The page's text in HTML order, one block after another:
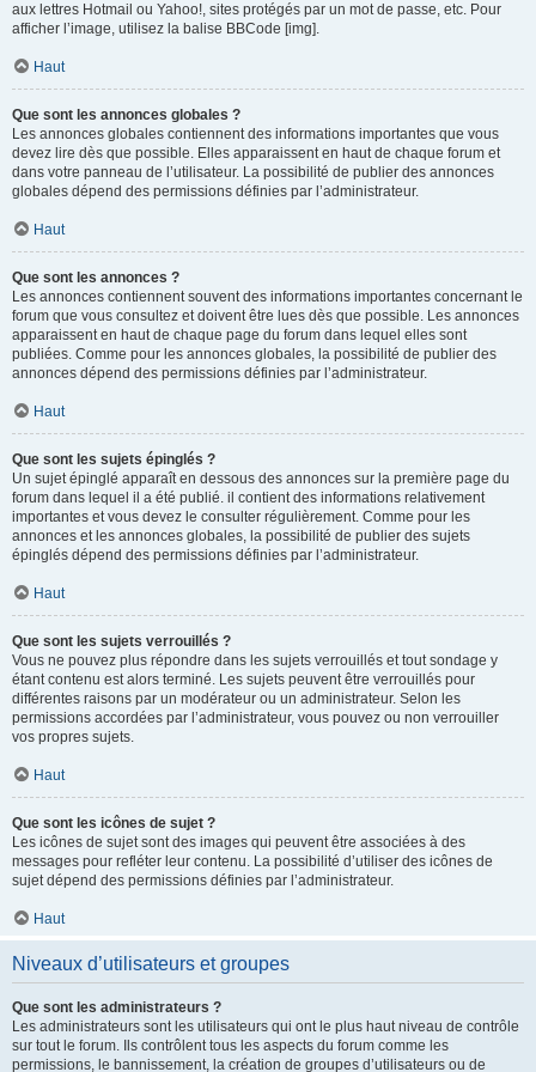
aux lettres Hotmail ou Yahoo!, sites protégés par un mot de passe, etc. Pour
afficher l’image, utilisez la balise BBCode [img].
Haut
Que sont les annonces globales ?
Les annonces globales contiennent des informations importantes que vous
devez lire dès que possible. Elles apparaissent en haut de chaque forum et
dans votre panneau de l’utilisateur. La possibilité de publier des annonces
globales dépend des permissions définies par l’administrateur.
Haut
Que sont les annonces ?
Les annonces contiennent souvent des informations importantes concernant le
forum que vous consultez et doivent être lues dès que possible. Les annonces
apparaissent en haut de chaque page du forum dans lequel elles sont
publiées. Comme pour les annonces globales, la possibilité de publier des
annonces dépend des permissions définies par l’administrateur.
Haut
Que sont les sujets épinglés ?
Un sujet épinglé apparaît en dessous des annonces sur la première page du
forum dans lequel il a été publié. il contient des informations relativement
importantes et vous devez le consulter régulièrement. Comme pour les
annonces et les annonces globales, la possibilité de publier des sujets
épinglés dépend des permissions définies par l’administrateur.
Haut
Que sont les sujets verrouillés ?
Vous ne pouvez plus répondre dans les sujets verrouillés et tout sondage y
étant contenu est alors terminé. Les sujets peuvent être verrouillés pour
différentes raisons par un modérateur ou un administrateur. Selon les
permissions accordées par l’administrateur, vous pouvez ou non verrouiller
vos propres sujets.
Haut
Que sont les icônes de sujet ?
Les icônes de sujet sont des images qui peuvent être associées à des
messages pour refléter leur contenu. La possibilité d’utiliser des icônes de
sujet dépend des permissions définies par l’administrateur.
Haut
Niveaux d’utilisateurs et groupes
Que sont les administrateurs ?
Les administrateurs sont les utilisateurs qui ont le plus haut niveau de contrôle
sur tout le forum. Ils contrôlent tous les aspects du forum comme les
permissions, le bannissement, la création de groupes d’utilisateurs ou de